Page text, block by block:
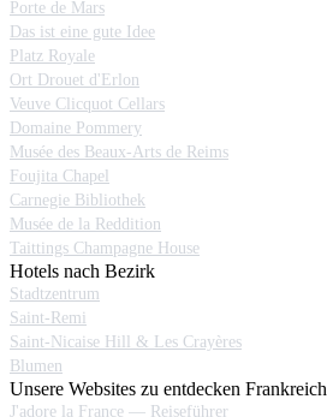
Porte de Mars
Das ist eine gute Idee
Platz Royale
Ort Drouet d'Erlon
Veuve Clicquot Cellars
Domaine Pommery
Musée des Beaux-Arts de Reims
Foujita Chapel
Carnegie Bibliothek
Musée de la Reddition
Taittings Champagne House
Hotels nach Bezirk
Stadtzentrum
Saint-Remi
Saint-Nicaise Hill & Les Crayères
Blumen
Unsere Websites zu entdecken Frankreich
J'adore la France — Reiseführer